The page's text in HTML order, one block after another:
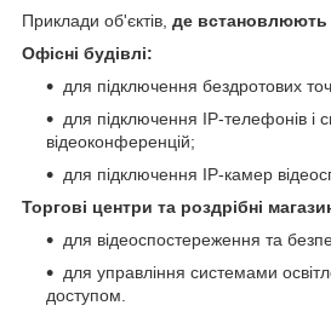
Приклади об'єктів, де встановлюють
Офісні будівлі:
для підключення бездротових
для підключення IP-телефонів і
відеоконференцій;
для підключення IP-камер
Торгові центри та роздрібні
для відеоспостереження та
для управління системами
доступом.